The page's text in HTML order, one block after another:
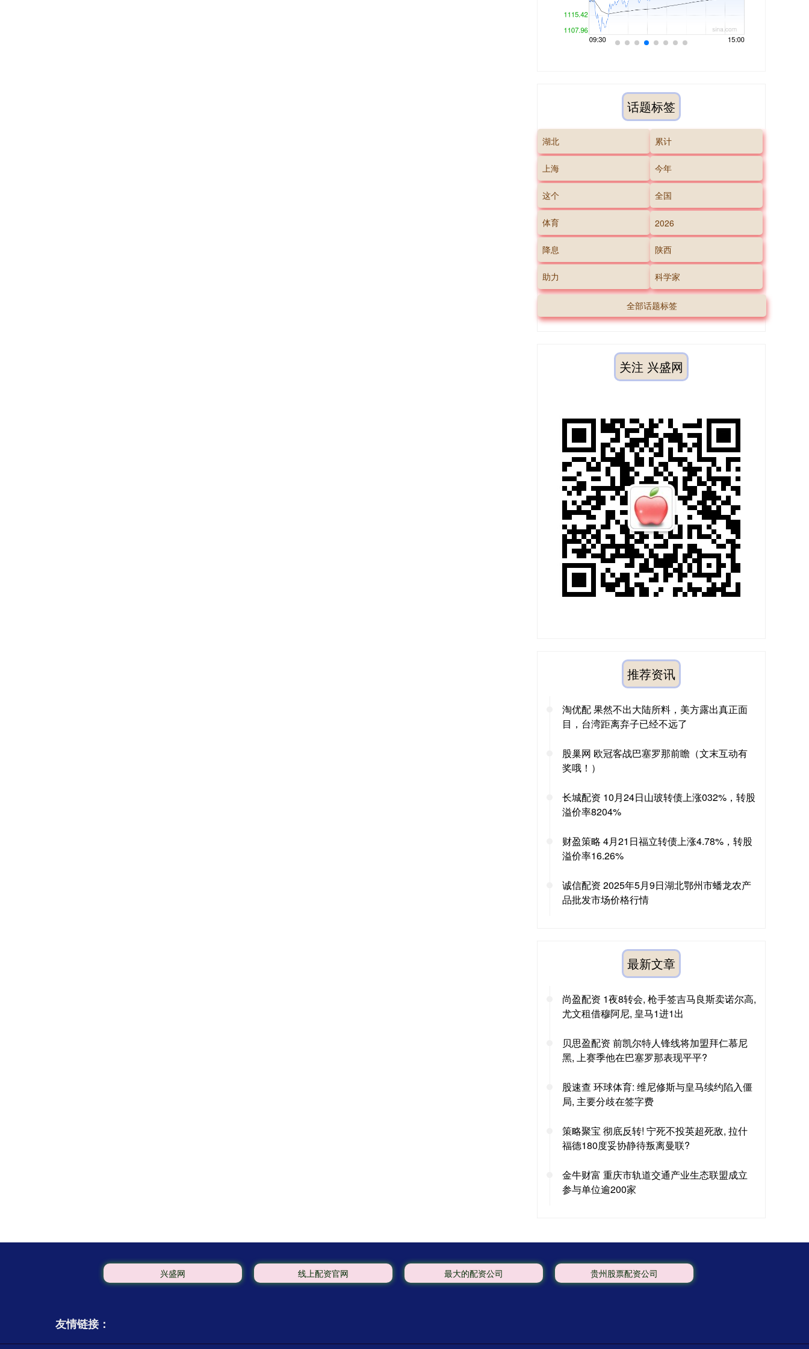
话题标签
湖北 累计
上海 今年
这个 全国
体育 2026
降息 陕西
助力 科学家
全部话题标签
关注 兴盛网
推荐资讯
淘优配 果然不出大陆所料，美方露出真正面
目，台湾距离弃子已经不远了
股巢网 欧冠客战巴塞罗那前瞻（文末互动有
奖哦！）
长城配资 10月24日山玻转债上涨032%，转股
溢价率8204%
财盈策略 4月21日福立转债上涨4.78%，转股
溢价率16.26%
诚信配资 2025年5月9日湖北鄂州市蟠龙农产
品批发市场价格行情
最新文章
尚盈配资 1夜8转会, 枪手签吉马良斯卖诺尔高,
尤文租借穆阿尼, 皇马1进1出
贝思盈配资 前凯尔特人锋线将加盟拜仁慕尼
黑, 上赛季他在巴塞罗那表现平平?
股速查 环球体育: 维尼修斯与皇马续约陷入僵
局, 主要分歧在签字费
策略聚宝 彻底反转! 宁死不投英超死敌, 拉什
福德180度妥协静待叛离曼联?
金牛财富 重庆市轨道交通产业生态联盟成立
参与单位逾200家
兴盛网 线上配资官网 最大的配资公司 贵州股票配资公司
友情链接：